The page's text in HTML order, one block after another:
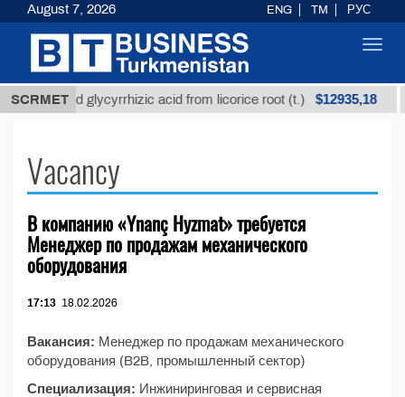
SCRMET
Unrefined glycyrrhizic acid from licorice root (t.) $12935,18
Vacancy
В компанию «Ynanç Hyzmat» требуется
Менеджер по продажам механического
оборудования
17:13 18.02.2026
Вакансия: Менеджер по продажам механического
оборудования (B2B, промышленный сектор)
Специализация: Инжиниринговая и сервисная
August 7, 2026 ENG TM РУС